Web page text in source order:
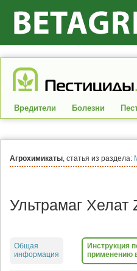
Вредители Болезни
Агрохимикаты, статья из раздела:
Ультрамаг Хелат
Общая
информация
Инструкция
применению